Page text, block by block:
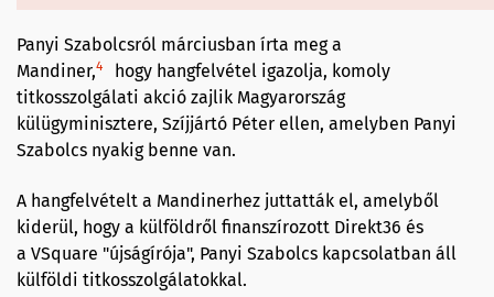
Panyi Szabolcsról márciusban írta meg a
Mandiner,4
hogy hangfelvétel igazolja, komoly
titkosszolgálati akció zajlik Magyarország
külügyminisztere, Szíjjártó Péter ellen, amelyben Panyi
Szabolcs nyakig benne van.
A hangfelvételt a Mandinerhez juttatták el, amelyből
kiderül, hogy a külföldről finanszírozott Direkt36 és
a VSquare "újságírója", Panyi Szabolcs kapcsolatban áll
külföldi titkosszolgálatokkal.